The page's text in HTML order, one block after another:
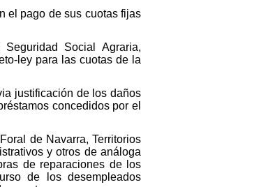
el pago de sus cuotas fijas
Social Agraria,
ley para las cuotas de la
justificación de los daños
concedidos por el
de Navarra, Territorios
y otros de análoga
de reparaciones de los
de los desempleados